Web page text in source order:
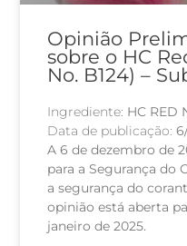
Opinião
sobre o HC
No. B124) –
Ingrediente: HC RED
Data de publicação:
A 6 de dezembro de
para a Segurança do
a segurança do
opinião está aberta
janeiro de 2025.